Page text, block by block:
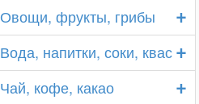
+
Овощи, фрукты, грибы
+
Вода, напитки, соки, квас
+
Чай, кофе, какао